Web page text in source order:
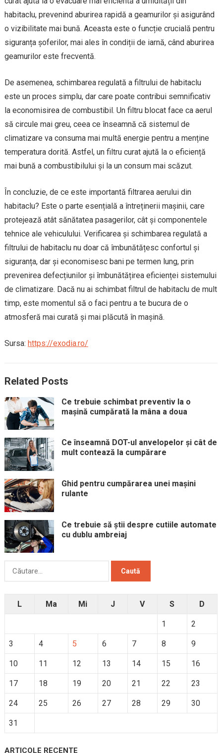
habitaclu, prevenind aburirea rapidă a geamurilor și asigurând
o vizibilitate mai bună. Aceasta este o funcție crucială pentru
siguranța șoferilor, mai ales în condiții de iarnă, când aburirea
geamurilor este frecventă.
De asemenea, schimbarea regulată a filtrului de habitaclu
este un proces simplu, dar care poate contribui semnificativ
la economisirea de combustibil. Un filtru blocat face ca aerul
să circule mai greu, ceea ce înseamnă că sistemul de
climatizare va consuma mai multă energie pentru a menține
temperatura dorită. Astfel, un filtru curat ajută la o eficiență
mai bună a combustibilului și la un consum mai scăzut.
În concluzie, de ce este importantă filtrarea aerului din
habitaclu? Este o parte esențială a întreținerii mașinii, care
protejează atât sănătatea pasagerilor, cât și componentele
tehnice ale vehiculului. Verificarea și schimbarea regulată a
filtrului de habitaclu nu doar că îmbunătățesc confortul și
siguranța, dar și economisesc bani pe termen lung, prin
prevenirea defecțiunilor și îmbunătățirea eficienței sistemului
de climatizare. Dacă nu ai schimbat filtrul de habitaclu de mult
timp, este momentul să o faci pentru a te bucura de o
atmosferă mai curată și mai plăcută în mașină.
Sursa: https://exodia.ro/
Related Posts
Ce trebuie schimbat preventiv la o
mașină cumpărată la mâna a doua
Ce înseamnă DOT-ul anvelopelor și cât de
mult contează la cumpărare
Ghid pentru cumpărarea unei mașini
rulante
Ce trebuie să știi despre cutiile automate
cu dublu ambreiaj
Caută
L Ma Mi J V S D
1 2
3 4 5 6 7 8 9
10 11 12 13 14 15 16
17 18 19 20 21 22 23
24 25 26 27 28 29 30
31
ARTICOLE RECENTE